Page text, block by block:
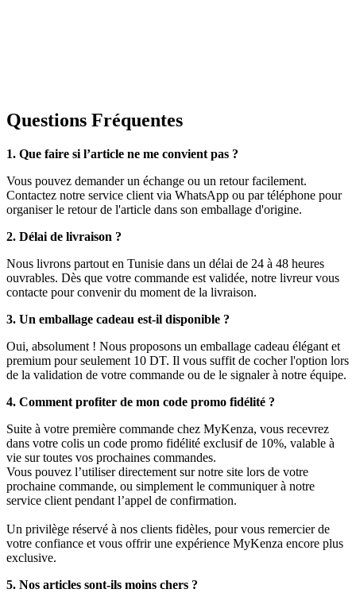
Questions Fréquentes
1. Que faire si l’article ne me convient pas ?
Vous pouvez demander un échange ou un retour facilement.
Contactez notre service client via WhatsApp ou par téléphone pour
organiser le retour de l'article dans son emballage d'origine.
2. Délai de livraison ?
Nous livrons partout en Tunisie dans un délai de 24 à 48 heures
ouvrables. Dès que votre commande est validée, notre livreur vous
contacte pour convenir du moment de la livraison.
3. Un emballage cadeau est-il disponible ?
Oui, absolument ! Nous proposons un emballage cadeau élégant et
premium pour seulement 10 DT. Il vous suffit de cocher l'option lors
de la validation de votre commande ou de le signaler à notre équipe.
4. Comment profiter de mon code promo fidélité ?
Suite à votre première commande chez MyKenza, vous recevrez
dans votre colis un code promo fidélité exclusif de 10%, valable à
vie sur toutes vos prochaines commandes.
Vous pouvez l’utiliser directement sur notre site lors de votre
prochaine commande, ou simplement le communiquer à notre
service client pendant l’appel de confirmation.
Un privilège réservé à nos clients fidèles, pour vous remercier de
votre confiance et vous offrir une expérience MyKenza encore plus
exclusive.
5. Nos articles sont-ils moins chers ?